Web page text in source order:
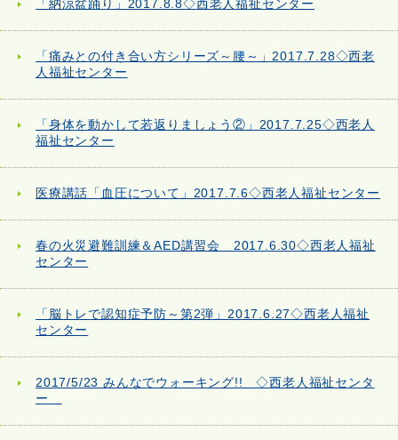
「納涼盆踊り」2017.8.8◇西老人福祉センター
「痛みとの付き合い方シリーズ～腰～」2017.7.28◇西老
人福祉センター
「身体を動かして若返りましょう②」2017.7.25◇西老人
福祉センター
医療講話「血圧について」2017.7.6◇西老人福祉センター
春の火災避難訓練＆AED講習会 2017.6.30◇西老人福祉
センター
「脳トレで認知症予防～第2弾」2017.6.27◇西老人福祉
センター
2017/5/23 みんなでウォーキング!! ◇西老人福祉センタ
ー